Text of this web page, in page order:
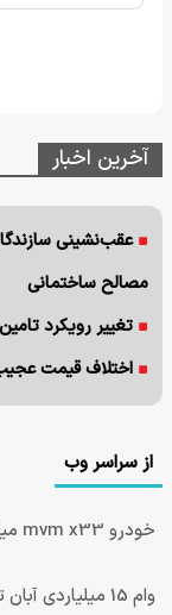
آخرین اخبار
مصالح ساختمانی
تغییر رویکرد
اختلاف قیمت
از سراسر وب
خودرو mvm x33 میخوای بفروشی؟ اینجا به سرعت فروش میره
وام 15 میلیاردی آبان تتر | فوری، فقط با احراز هویت